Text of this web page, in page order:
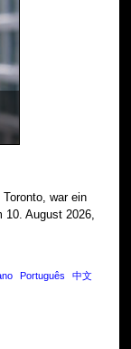
war ein
August 2026,
Português 中文